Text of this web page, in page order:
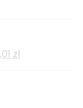
zł